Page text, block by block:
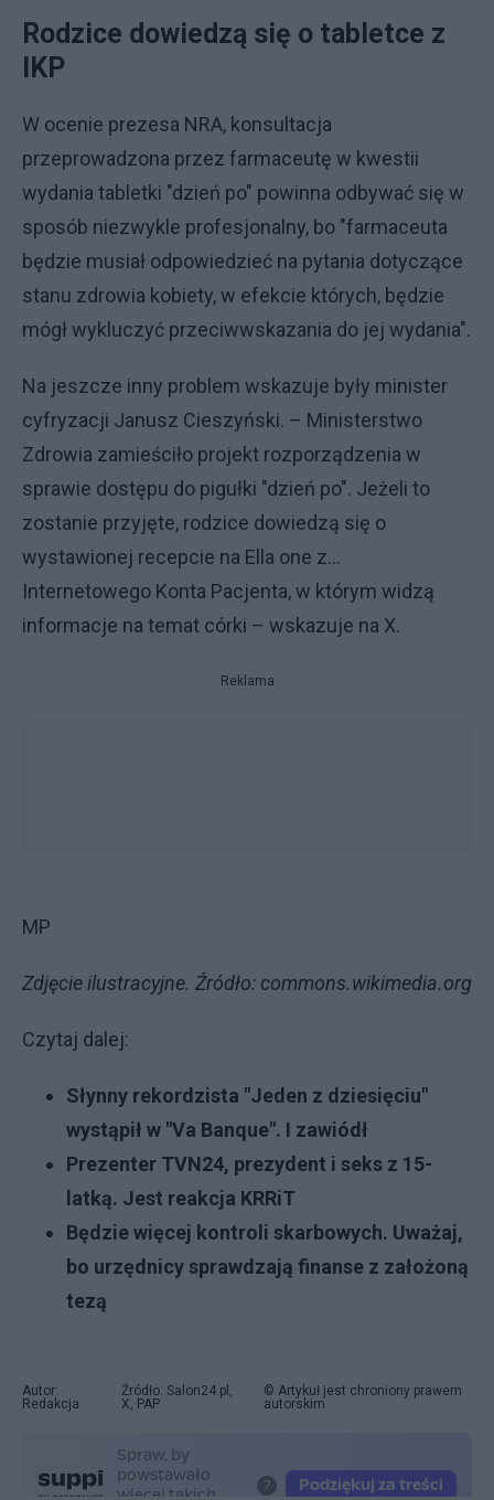
Rodzice dowiedzą się o tabletce z
IKP
W ocenie prezesa NRA, konsultacja
przeprowadzona przez farmaceutę w kwestii
wydania tabletki "dzień po" powinna odbywać się w
sposób niezwykle profesjonalny, bo "farmaceuta
będzie musiał odpowiedzieć na pytania dotyczące
stanu zdrowia kobiety, w efekcie których, będzie
mógł wykluczyć przeciwwskazania do jej wydania".
Na jeszcze inny problem wskazuje były minister
cyfryzacji Janusz Cieszyński. – Ministerstwo
Zdrowia zamieściło projekt rozporządzenia w
sprawie dostępu do pigułki "dzień po". Jeżeli to
zostanie przyjęte, rodzice dowiedzą się o
wystawionej recepcie na Ella one z...
Internetowego Konta Pacjenta, w którym widzą
informacje na temat córki – wskazuje na X.
Reklama
MP
Zdjęcie ilustracyjne. Źródło: commons.wikimedia.org
Czytaj dalej:
Słynny rekordzista "Jeden z dziesięciu"
wystąpił w "Va Banque". I zawiódł
Prezenter TVN24, prezydent i seks z 15-
latką. Jest reakcja KRRiT
Będzie więcej kontroli skarbowych. Uważaj,
bo urzędnicy sprawdzają finanse z założoną
tezą
Autor:
Redakcja
Źródło: Salon24.pl,
X, PAP
© Artykuł jest chroniony prawem
autorskim